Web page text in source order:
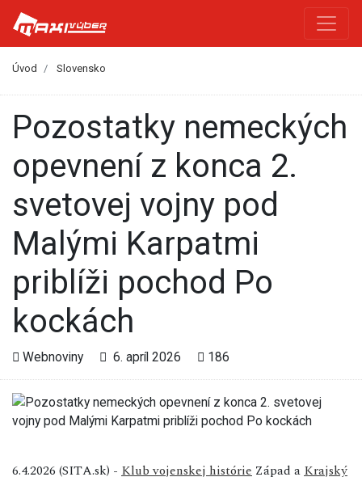
Úvod Slovensko
Pozostatky nemeckých
opevnení z konca 2.
svetovej vojny pod
Malými Karpatmi
priblíži pochod Po
kockách
Webnoviny 6. apríl 2026 186
6.4.2026 (SITA.sk) - Klub vojenskej histórie Západ a Krajský